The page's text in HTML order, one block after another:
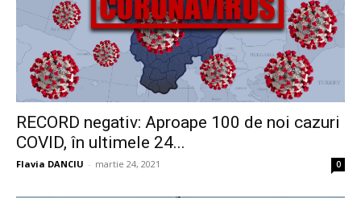
RECORD negativ: Aproape 100 de noi cazuri
COVID, în ultimele 24...
Flavia DANCIU - martie 24, 2021 0